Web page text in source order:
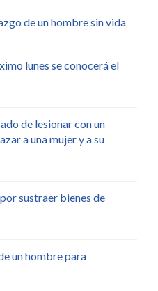
de un hombre sin vida
lunes se conocerá el
de lesionar con un
a una mujer y a su
sustraer bienes de
un hombre para